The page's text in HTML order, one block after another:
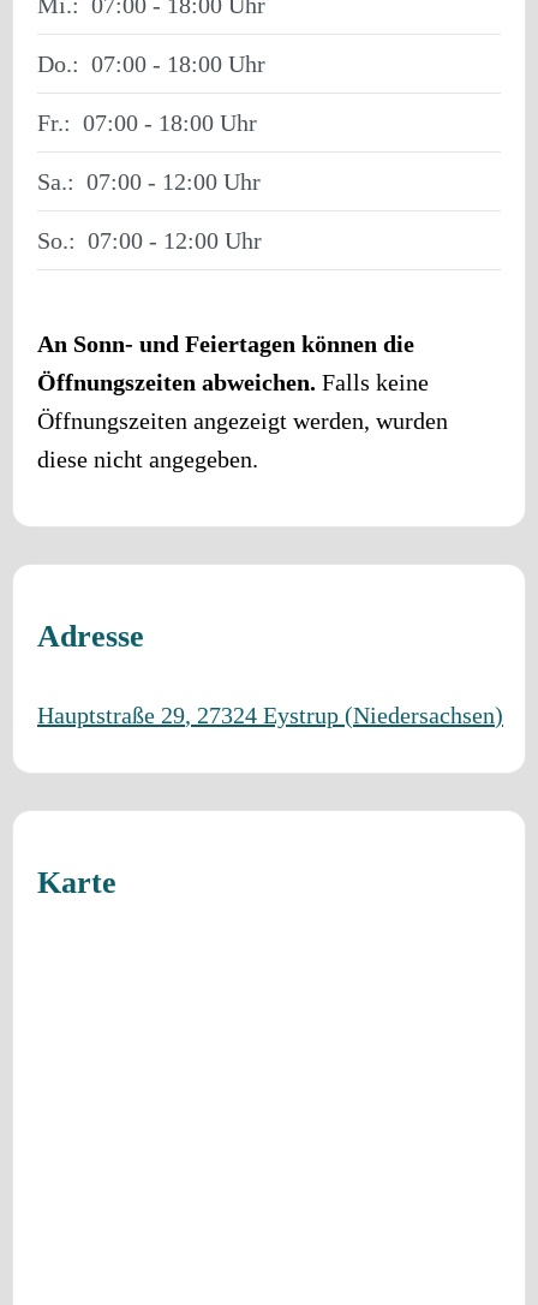
Do.: 07:00 - 18:00
Fr.: 07:00 - 18:00
Sa.: 07:00 - 12:00
So.: 07:00 - 12:00
An Sonn- und Feiertagen können die
Öffnungszeiten abweichen. Falls keine
Öffnungszeiten angezeigt werden, wurden
diese nicht angegeben.
Adresse
Hauptstraße 29, 27324 Eystrup (Niedersachsen)
Karte